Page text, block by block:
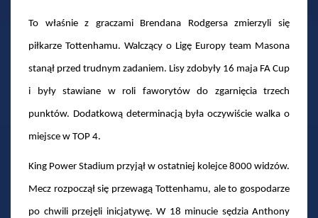
To właśnie z graczami Brendana Rodgersa zmierzyli się
piłkarze Tottenhamu. Walczący o Ligę Europy team Masona
stanął przed trudnym zadaniem. Lisy zdobyły 16 maja FA Cup
i były stawiane w roli faworytów do zgarnięcia trzech
punktów. Dodatkową determinacją była oczywiście walka o
miejsce w TOP 4.
King Power Stadium przyjął w ostatniej kolejce 8000 widzów.
Mecz rozpoczął się przewagą Tottenhamu, ale to gospodarze
po chwili przejęli inicjatywę. W 18 minucie sędzia Anthony